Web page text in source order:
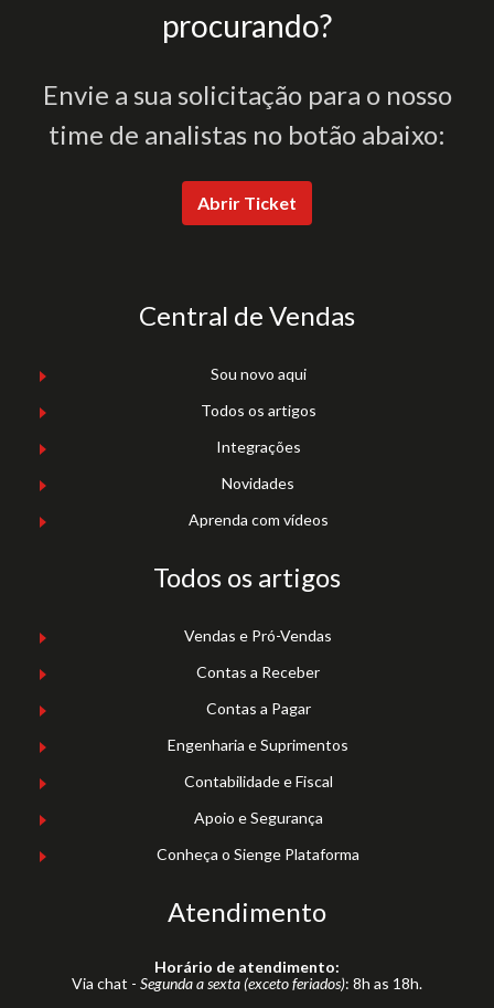
procurando?
Envie a sua solicitação para o nosso
time de analistas no botão abaixo:
Abrir Ticket
Central de Vendas
Sou novo aqui
Todos os artigos
Integrações
Novidades
Aprenda com vídeos
Todos os artigos
Vendas e Pró-Vendas
Contas a Receber
Contas a Pagar
Engenharia e Suprimentos
Contabilidade e Fiscal
Apoio e Segurança
Conheça o Sienge Plataforma
Atendimento
Horário de atendimento:
Via chat - Segunda a sexta (exceto feriados): 8h as 18h.